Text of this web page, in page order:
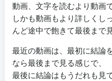
動画、文字を読むより動画
しかも動画もより詳しくし
んど途中で飽きて最後まで
最近の動画は、最初に結論
なら最後まで見る感じで、
最後に結論はもうだれも見